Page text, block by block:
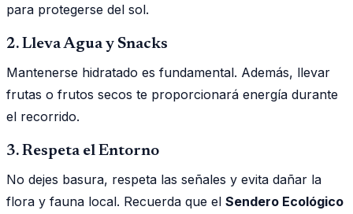
para protegerse del sol.
2. Lleva Agua y Snacks
Mantenerse hidratado es fundamental. Además, llevar
frutas o frutos secos te proporcionará energía durante
el recorrido.
3. Respeta el Entorno
No dejes basura, respeta las señales y evita dañar la
flora y fauna local. Recuerda que el Sendero Ecológico